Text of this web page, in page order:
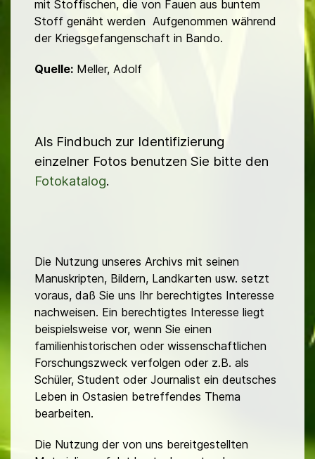
mit Stoffischen, die von Fauen aus buntem
Stoff genäht werden Aufgenommen während
der Kriegsgefan­gen­schaft in Bando.
Quelle: Meller, Adolf
Als Findbuch zur Identifizierung
einzelner Fotos benutzen Sie bitte den
Fotokatalog.
Die Nutzung unseres Archivs mit seinen
Manuskripten, Bildern, Landkarten usw. setzt
voraus, daß Sie uns Ihr berechtigtes Interesse
nachweisen. Ein berechtigtes Interesse liegt
beispielsweise vor, wenn Sie einen
familienhistorischen oder wissenschaftlichen
Forschungszweck verfolgen oder z.B. als
Schüler, Student oder Journalist ein deutsches
Leben in Ostasien betreffendes Thema
bearbeiten.
Die Nutzung der von uns bereitgestellten